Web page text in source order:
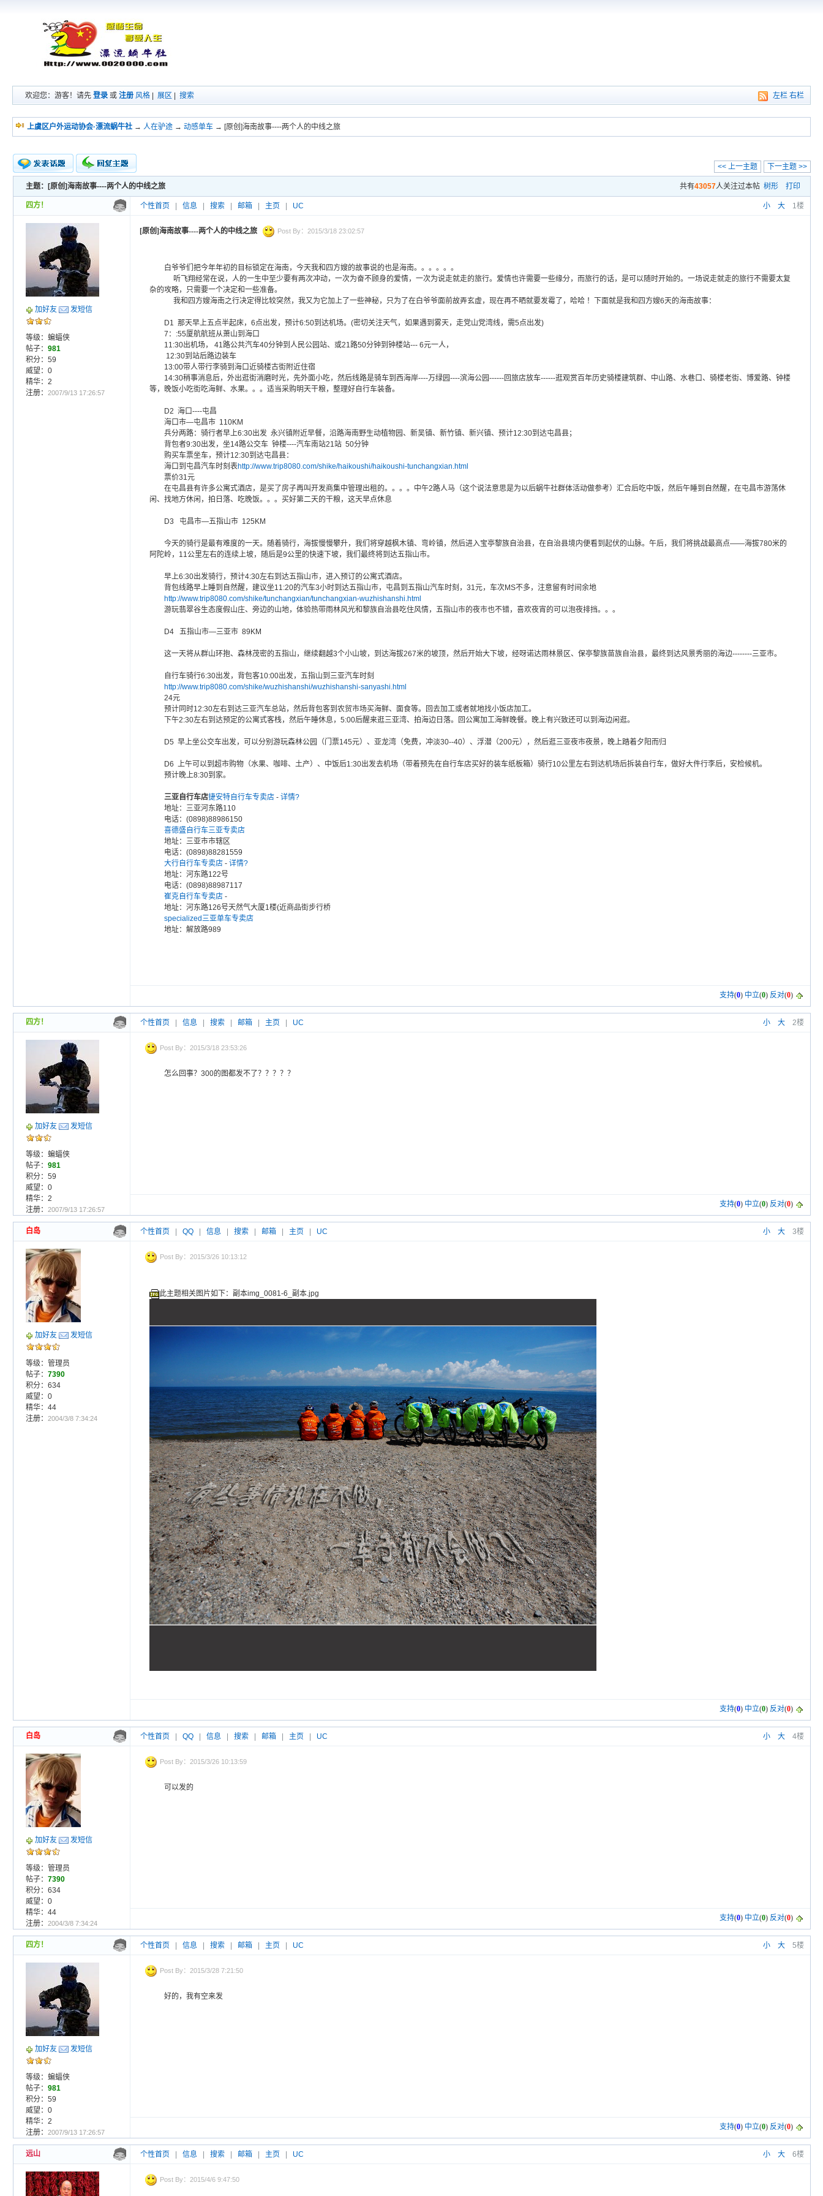
左栏 右栏
欢迎您：游客！请先登录 或注册 风格 |展区 |搜索
上虞区户外运动协会·漂流蜗牛社 →人在驴途 →动感单车 → [原创]海南故事----两个人的中线之旅
新的主题
投票帖
小字报
下一主题 >>
<< 上一主题
共有43057人关注过本帖 树形 打印
主题：[原创]海南故事----两个人的中线之旅
四方！ 小 大 1楼
个性首页 信息 搜索 邮箱 主页 UC
加好友 发短信
等级：蝙蝠侠
帖子： 981
积分：59
威望：0
精华：2
注册：
2007/9/13 17:26:57
[原创]海南故事----两个人的中线之旅 Post By：2015/3/18 23:02:57
白爷爷们把今年年初的目标锁定在海南，今天我和四方嫂的故事说的也是海南。。。。。。
听飞翔经常在说，人的一生中至少要有两次冲动，一次为奋不顾身的爱情，一次为说走就走的旅行。爱情也许需要一些缘分，而旅行的话，是可以随时开始的。一场说走就走的旅行不需要太复
杂的攻略，只需要一个决定和一些准备。
我和四方嫂海南之行决定得比较突然，我又为它加上了一些神秘，只为了在白爷爷面前故弄玄虚，现在再不晒就要发霉了，哈哈 ！下面就是我和四方嫂6天的海南故事：
D1 那天早上五点半起床，6点出发，预计6:50到达机场。(密切关注天气，如果遇到雾天，走党山党湾线，需5点出发)
7：:55厦航航班从萧山到海口
11:30出机场， 41路公共汽车40分钟到人民公园站、或21路50分钟到钟楼站--- 6元一人，
12:30到站后路边装车
13:00带人带行李骑到海口近骑楼古街附近住宿
14:30稍事消息后，外出逛街消磨时光，先外面小吃，然后线路是骑车到西海岸----万绿园----滨海公园------回旅店放车------逛观赏百年历史骑楼建筑群、中山路、水巷口、骑楼老街、博爱路、钟楼
等，晚饭小吃街吃海鲜、水果。。。适当采购明天干粮，整理好自行车装备。
D2 海口----屯昌
海口市—屯昌市 110KM
兵分两路：骑行者早上6:30出发 永兴镇附近早餐，沿路海南野生动植物园、新吴镇、新竹镇、新兴镇、预计12:30到达屯昌县；
背包者9:30出发，坐14路公交车 钟楼----汽车南站21站 50分钟
购买车票坐车，预计12:30到达屯昌县：
海口到屯昌汽车时刻表http://www.trip8080.com/shike/haikoushi/haikoushi-tunchangxian.html
票价31元
在屯昌县有许多公寓式酒店，是买了房子再叫开发商集中管理出租的。。。。中午2路人马（这个说法意思是为以后蜗牛社群体活动做参考）汇合后吃中饭，然后午睡到自然醒，在屯昌市游荡休
闲、找地方休闲，拍日落、吃晚饭。。。买好第二天的干粮，这天早点休息
D3 屯昌市—五指山市 125KM
今天的骑行是最有难度的一天。随着骑行，海拔慢慢攀升，我们将穿越枫木镇、弯岭镇，然后进入宝亭黎族自治县，在自治县境内便看到起伏的山脉。午后，我们将挑战最高点——海拔780米的
阿陀岭，11公里左右的连续上坡，随后是9公里的快速下坡，我们最终将到达五指山市。
早上6:30出发骑行，预计4:30左右到达五指山市，进入预订的公寓式酒店。
背包线路早上睡到自然醒，建议坐11:20的汽车3小时到达五指山市，屯昌到五指山汽车时刻，31元，车次MS不多，注意留有时间余地
http://www.trip8080.com/shike/tunchangxian/tunchangxian-wuzhishanshi.html
游玩翡翠谷生态度假山庄、旁边的山地，体验热带雨林风光和黎族自治县吃住风情，五指山市的夜市也不错，喜欢夜宵的可以泡夜排挡。。。
D4 五指山市—三亚市 89KM
这一天将从群山环抱、森林茂密的五指山，继续翻越3个小山坡，到达海拔267米的坡顶，然后开始大下坡，经呀诺达雨林景区、保亭黎族苗族自治县，最终到达风景秀丽的海边--------三亚市。
自行车骑行6:30出发，背包客10:00出发，五指山到三亚汽车时刻
http://www.trip8080.com/shike/wuzhishanshi/wuzhishanshi-sanyashi.html
24元
预计同时12:30左右到达三亚汽车总站，然后背包客到农贸市场买海鲜、面食等。回去加工或者就地找小饭店加工。
下午2:30左右到达预定的公寓式客栈，然后午睡休息，5:00后醒来逛三亚湾、拍海边日落。回公寓加工海鲜晚餐。晚上有兴致还可以到海边闲逛。
D5 早上坐公交车出发，可以分别游玩森林公园（门票145元）、亚龙湾（免费，冲淡30--40）、浮潜（200元），然后逛三亚夜市夜景，晚上踏着夕阳而归
D6 上午可以到超市购物（水果、咖啡、土产）、中饭后1:30出发去机场（带着预先在自行车店买好的装车纸板箱）骑行10公里左右到达机场后拆装自行车，做好大件行李后，安检候机。
预计晚上8:30到家。
三亚自行车店捷安特自行车专卖店 - 详情?
地址：三亚河东路110
电话：(0898)88986150
喜德盛自行车三亚专卖店
地址：三亚市市辖区
电话：(0898)88281559
大行自行车专卖店 - 详情?
地址：河东路122号
电话：(0898)88987117
崔克自行车专卖店 -
地址：河东路126号天然气大厦1楼(近商品街步行桥
specialized三亚单车专卖店
地址：解放路989
支持(0) 中立(0) 反对(0)
四方！ 小 大 2楼
个性首页 信息 搜索 邮箱 主页 UC
加好友 发短信
等级：蝙蝠侠
帖子： 981
积分：59
威望：0
精华：2
注册：
2007/9/13 17:26:57
Post By：2015/3/18 23:53:26
怎么回事？300的图都发不了？？？？？
支持(0) 中立(0) 反对(0)
白岛 小 大 3楼
个性首页 QQ 信息 搜索 邮箱 主页 UC
加好友 发短信
等级：管理员
帖子： 7390
积分：634
威望：0
精华：44
注册：
2004/3/8 7:34:24
Post By：2015/3/26 10:13:12
此主题相关图片如下：副本img_0081-6_副本.jpg
支持(0) 中立(0) 反对(0)
白岛 小 大 4楼
个性首页 QQ 信息 搜索 邮箱 主页 UC
加好友 发短信
等级：管理员
帖子： 7390
积分：634
威望：0
精华：44
注册：
2004/3/8 7:34:24
Post By：2015/3/26 10:13:59
可以发的
支持(0) 中立(0) 反对(0)
四方！ 小 大 5楼
个性首页 信息 搜索 邮箱 主页 UC
加好友 发短信
等级：蝙蝠侠
帖子： 981
积分：59
威望：0
精华：2
注册：
2007/9/13 17:26:57
Post By：2015/3/28 7:21:50
好的，我有空来发
支持(0) 中立(0) 反对(0)
远山 小 大 6楼
个性首页 信息 搜索 邮箱 主页 UC
Post By：2015/4/6 9:47:50